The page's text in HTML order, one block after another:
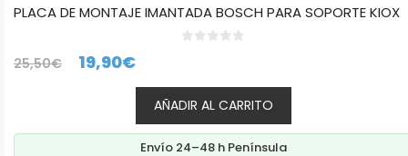
PLACA DE MONTAJE IMANTADA BOSCH PARA SOPORTE KIOX
5
25,50€
El
era:
19,90€El
precio
actual
es:
AÑADIR AL CARRITO
Envío 24–48 h Península